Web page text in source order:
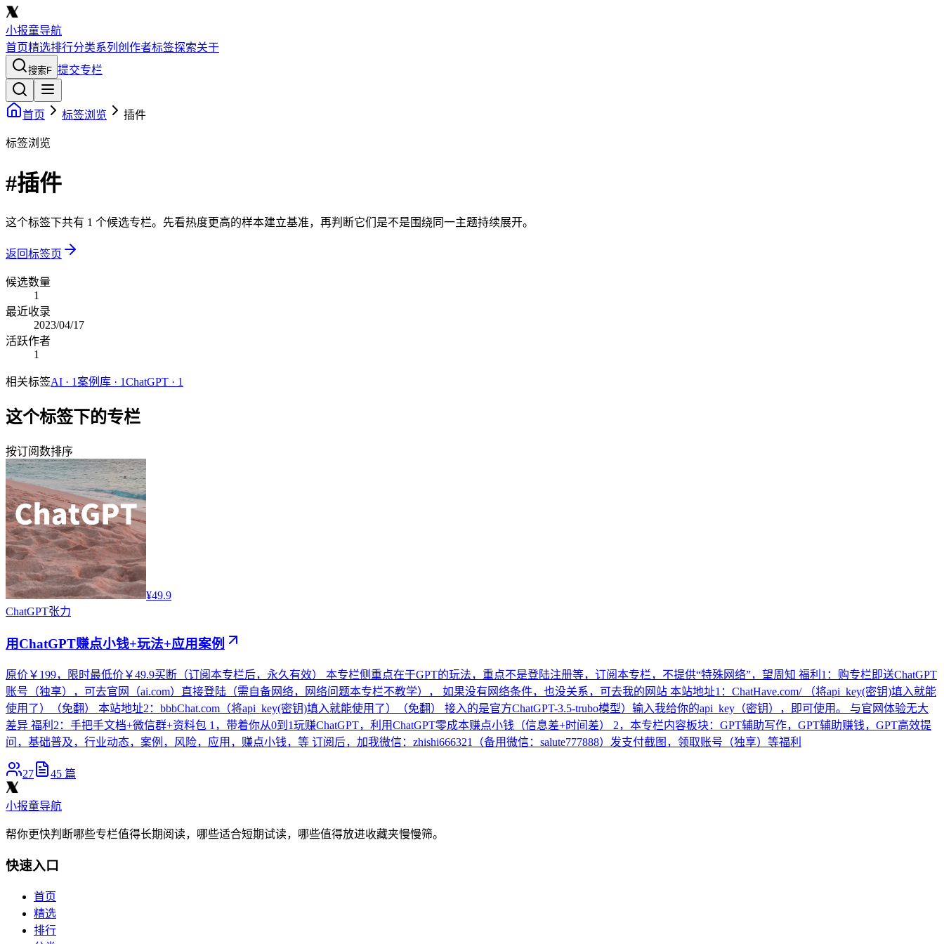
小报童导航
首页精选排行分类系列 创作者标签探索关于
搜索F 提交专栏
首页 标签浏览 插件
标签浏览
#插件
这个标签下共有 1 个候选专栏。先看热度更高的样本建立基准，再判断它们是不是围绕同一主题持续展开。
返回标签页
候选数量
1
最近收录
2023/04/17
活跃作者
1
相关标签AI · 1案例库 · 1ChatGPT · 1
这个标签下的专栏
按订阅数排序
¥49.9
ChatGPT张力
用ChatGPT赚点小钱+玩法+应用案例
原价￥199，限时最低价￥49.9买断（订阅本专栏后，永久有效） 本专栏侧重点在于GPT的玩法，重点不是登陆注册等，订阅本专栏，不提供“特殊网络”，望周知 福利1：购专栏即送ChatGPT
账号（独享），可去官网（ai.com）直接登陆（需自备网络，网络问题本专栏不教学）， 如果没有网络条件，也没关系，可去我的网站 本站地址1：ChatHave.com/ （将api_key(密钥)填入就能
使用了）（免翻） 本站地址2：bbbChat.com（将api_key(密钥)填入就能使用了）（免翻） 接入的是官方ChatGPT-3.5-trubo模型）输入我给你的api_key（密钥），即可使用。 与官网体验无大
差异 福利2：手把手文档+微信群+资料包 1，带着你从0到1玩赚ChatGPT，利用ChatGPT零成本赚点小钱（信息差+时间差） 2，本专栏内容板块：GPT辅助写作，GPT辅助赚钱，GPT高效提
问，基础普及，行业动态，案例，风险，应用，赚点小钱，等 订阅后，加我微信：zhishi666321（备用微信：salute777888）发支付截图，领取账号（独享）等福利
27 45 篇
小报童导航
帮你更快判断哪些专栏值得长期阅读，哪些适合短期试读，哪些值得放进收藏夹慢慢筛。
快速入口
首页
精选
排行